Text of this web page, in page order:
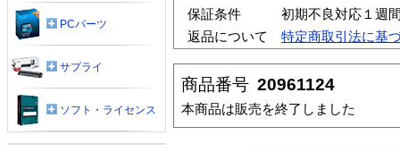
保証条件
初期不良対応１週
返品について
特定商取引法に基
商品番号 20961124
本商品は販売を終了しました
PCパーツ
サプライ
ソフト・ライセンス